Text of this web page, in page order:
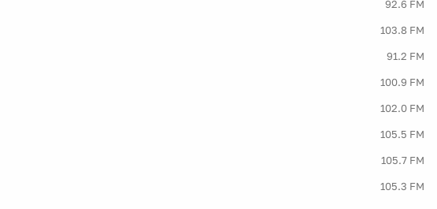
92.6 FM
103.8 FM
91.2 FM
100.9 FM
102.0 FM
105.5 FM
105.7 FM
105.3 FM